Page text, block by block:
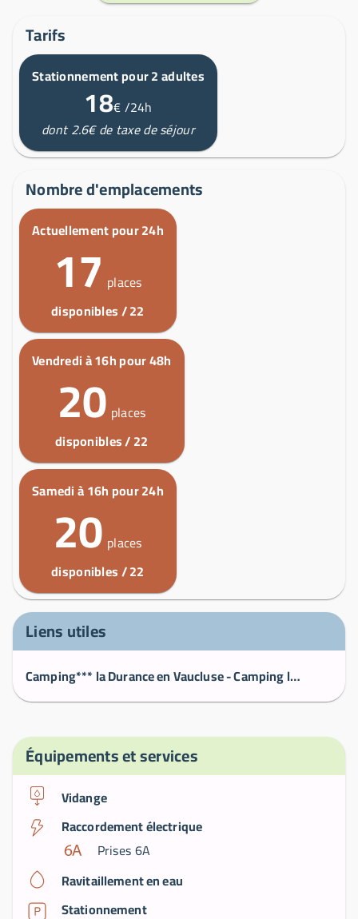
Tarifs
Stationnement pour 2 adultes
18€/24h
dont 2.6€ de taxe de séjour
Nombre d'emplacements
Actuellement pour 24h
17 places
disponibles / 22
Vendredi à 16h pour 48h
20 places
disponibles / 22
Samedi à 16h pour 24h
20 places
disponibles / 22
Liens utiles
Camping*** la Durance en Vaucluse - Camping la Durance, Luberon, Provence
Équipements et services
Vidange
Raccordement électrique
Prises 6A
Ravitaillement en eau
Stationnement